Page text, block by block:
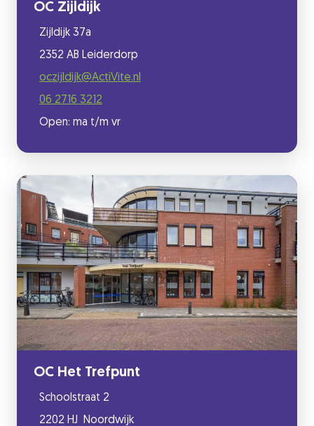
OC Zijldijk
Zijldijk 37a
2352 AB Leiderdorp
oczijldijk@ActiVite.nl
06 2716 3212
Open: ma t/m vr
OC Het Trefpunt
Schoolstraat 2
2202 HJ Noordwijk